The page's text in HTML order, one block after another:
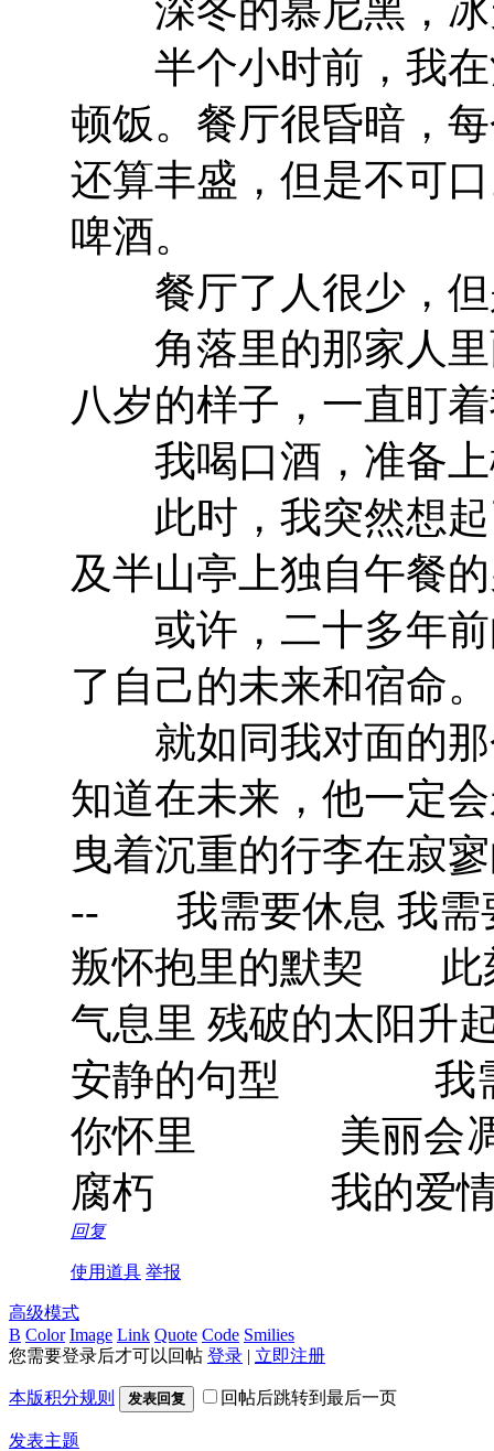
深冬的慕尼黑，冰
半个小时前，我在
顿饭。餐厅很昏暗，
还算丰盛，但是不可
啤酒。
餐厅了人很少，但
角落里的那家人里
八岁的样子，一直盯
我喝口酒，准备上
此时，我突然想起
及半山亭上独自午餐
或许，二十多年前
了自己的未来和宿命。
就如同我对面的那
知道在未来，他一定
曳着沉重的行李在寂
-- 我需要休息 我需
叛怀抱里的默契 此
气息里 残破的太
安静的句型 我需
你怀里 美丽会凋零
腐朽 我的爱
回复
使用道具 举报
高级模式
B Color Image Link Quote Code Smilies
您需要登录后才可以回帖 登录 | 立即注册
本版积分规则 发表回复 回帖后跳转到最后一页
发表主题